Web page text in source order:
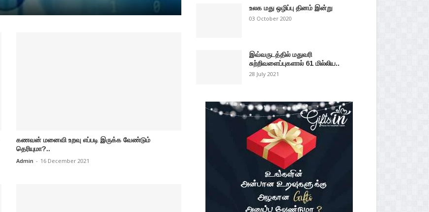
கணவன் மனைவி உறவு எப்படி இருக்க வேண்டும்
தெரியுமா?..
Admin - 16 December 2021
உலக மது ஒழிப்பு தினம் இன்று
03 October 2020
இவ்வருடத்தில் மதுவரி
சுற்றிவளைப்புகளால் 61 மில்லிய..
28 July 2021